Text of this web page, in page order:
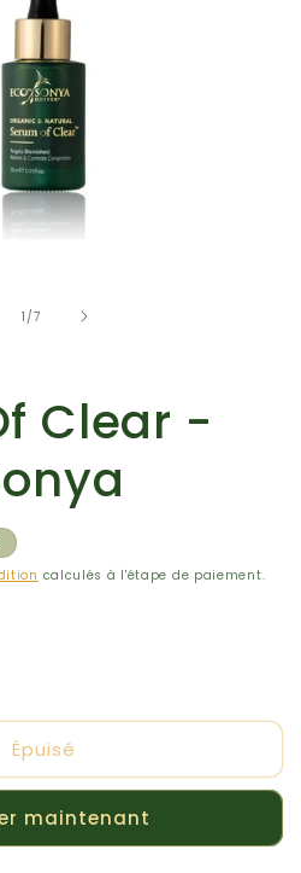
1 /de
7
Clear -
calculés à l'étape de paiement.
Épuisé
maintenant